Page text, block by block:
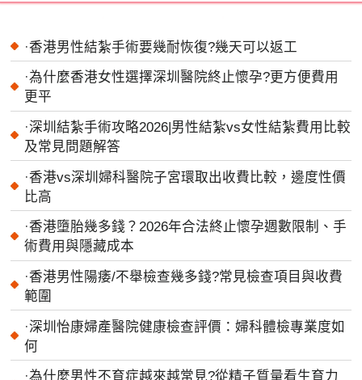
·香港男性結紮手術要幾耐恢復?幾天可以返工
·為什麼香港女性選擇深圳醫院終止懷孕?更方便費用
更平
·深圳結紮手術攻略2026|男性結紮vs女性結紮費用比較
及常見問題解答
·香港vs深圳婦科醫院子宮環取出收費比較，邊度性價
比高
·香港墮胎幾多錢？2026年合法終止懷孕週數限制、手
術費用與隱藏成本
·香港男性陽痿/不舉檢查幾多錢?常見檢查項目與收費
範圍
·深圳怡康婦產醫院健康檢查評價：婦科體檢專業度如
何
·為什麼男性不育症越來越常見?從精子質量看生育力